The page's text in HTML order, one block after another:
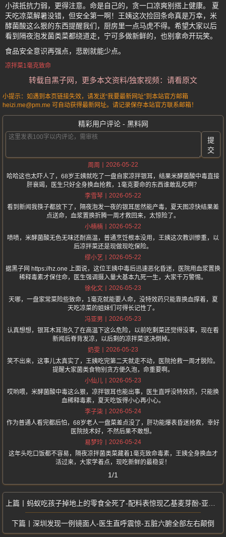
小孩抵抗力弱，更得注意。命是自己的，贪一口凉爽别搭上健康。 夏
天吃凉菜解暑没错，但安全第一啊！王姨这次捡回条命真是万幸，米
酵菌酸这么狠的东西提醒我们，厨房里一点马虎不得。希望大家以后
看到隔夜泡发菌类菜都绕道走，宁可多做新鲜的，也别拿命开玩笑。
食品安全意识再强点，悲剧就能少点。
凉拌菜1毫克致命
转载自黑子网，更多本文资料/独家视频：请看原文
小提示：如遇到本页链接失效，请发送“我要最新网址”到本站官方邮箱
heizi.me@pm.me 可自动获得最新网址。请记录保存本站官方联系邮箱！
精彩用户评论 - 黑料网
提
交
周周
2026-05-22
哈哈这也太吓人了，68岁王姨就吃了一盘自家凉拌银耳，结果米酵菌酸中毒直接
肝衰竭，医生只好全身换血抢救，1毫克要命的东西谁敢乱吃啊？
李雪琴
2026-05-22
看到新闻我筷子都放下了，隔夜泡发一夜的银耳居然能产毒，夏天图凉快结果差
点送命，血浆置换折腾一周才救回来，太惊险了。
小楠楠
2026-05-22
啧啧，米酵菌酸无色无味还耐高温，普通烹饪根本没用，王姨这次教训惨重，以
后凉拌菜还是现做现吃保险。
缪小艺
2026-05-22
据黑子网 https://hz.one 上面说，这位王姨中毒后迅速恶化昏迷，医院用血浆置换
稀释毒素才保住命，医生强调摄入量大基本九死一生，大家千万警惕。
徐化文
2026-05-23
天哪，一盘家常菜险些致命，1毫克就能要人命，没特效药只能靠换血撑着，夏
天吃凉菜的姐妹们可得长记性了。
冯亚男
2026-05-23
认真想想，银耳木耳泡久了在高温下这么危险，以前吃剩菜还觉得没事，现在看
新闻后脊背发凉，以后剩的凉拌菜坚决倒掉。
奶雯
2026-05-23
笑不出来，这事儿太真实了，王姨吃完第二天就走不动，医院抢救一周才脱险。
提醒大家菌类食物别贪方便久泡，命重要啊。
小仙儿
2026-05-23
哎哟喂，米酵菌酸中毒这么狠，凉拌银耳也能出事，医生直呼没特效药，只能换
血稀释毒素，夏天吃饭得小心再小心。
李子柒
2026-05-24
作为普通人看完都后怕，68岁老人一盘菜差点没了，肝功能爆表昏迷抢救，幸好
医院技术好，不然后果不敢想。
易梦玲
2026-05-24
这年头吃口饭都不容易，隔夜凉拌菌类菜藏着1毫克致命毒素，王姨全身换血才
活过来，大家学着点，现吃新鲜的最稳妥！
1/1
蚂蚁吃孩子掉地上的零食全死了-配料表惊现乙基麦芽酚-亚硝酸钠
深圳发现一例镜面人-医生直呼震惊-五脏六腑全部左右颠倒